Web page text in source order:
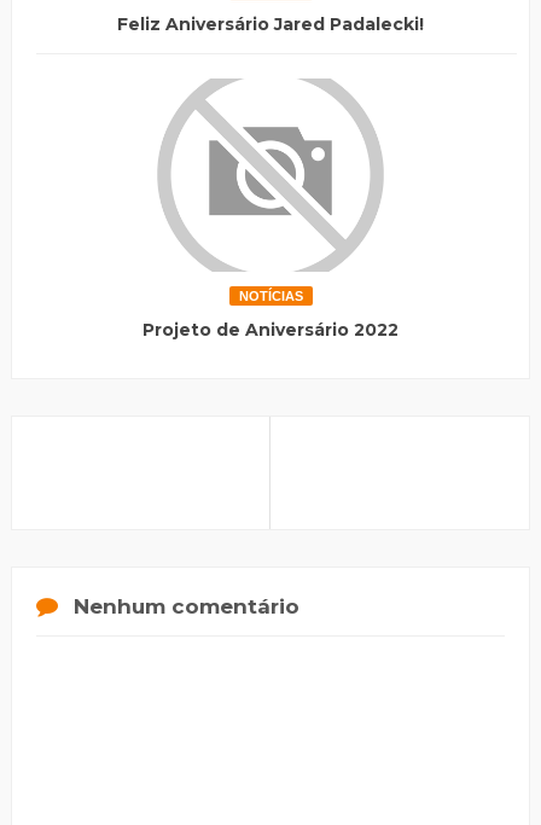
Feliz Aniversário Jared Padalecki!
NOTÍCIAS
Projeto de Aniversário 2022
Nenhum comentário